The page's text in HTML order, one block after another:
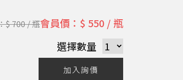
$ 700 / 瓶會員價：$ 550 / 瓶
選擇數量
加入詢價